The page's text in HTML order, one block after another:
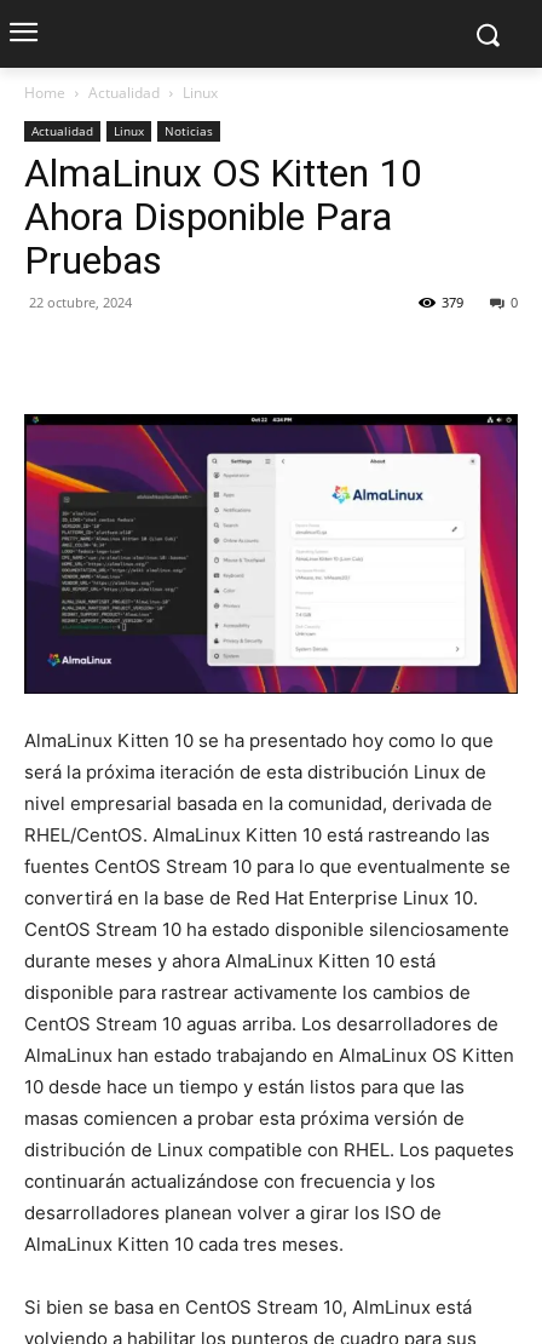
Home Actualidad Linux
Actualidad Linux Noticias
AlmaLinux OS Kitten 10
Ahora Disponible Para
Pruebas
22 octubre, 2024 0
379
AlmaLinux Kitten 10 se ha presentado hoy como lo que
será la próxima iteración de esta distribución Linux de
nivel empresarial basada en la comunidad, derivada de
RHEL/CentOS. AlmaLinux Kitten 10 está rastreando las
fuentes CentOS Stream 10 para lo que eventualmente se
convertirá en la base de Red Hat Enterprise Linux 10.
CentOS Stream 10 ha estado disponible silenciosamente
durante meses y ahora AlmaLinux Kitten 10 está
disponible para rastrear activamente los cambios de
CentOS Stream 10 aguas arriba. Los desarrolladores de
AlmaLinux han estado trabajando en AlmaLinux OS Kitten
10 desde hace un tiempo y están listos para que las
masas comiencen a probar esta próxima versión de
distribución de Linux compatible con RHEL. Los paquetes
continuarán actualizándose con frecuencia y los
desarrolladores planean volver a girar los ISO de
AlmaLinux Kitten 10 cada tres meses.
Si bien se basa en CentOS Stream 10, AlmLinux está
volviendo a habilitar los punteros de cuadro para sus